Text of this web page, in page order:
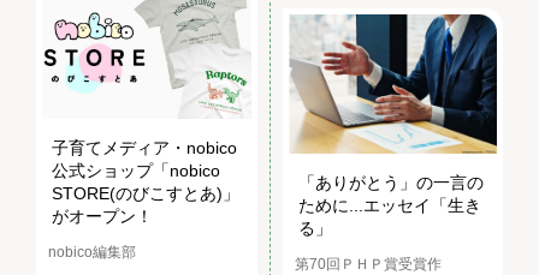
子育てメディア・nobico
公式ショップ「nobico
STORE(のびこすとあ)」
がオープン！
nobico編集部
「ありがとう」の一言の
ために...エッセイ「生き
る」
第70回ＰＨＰ賞受賞作